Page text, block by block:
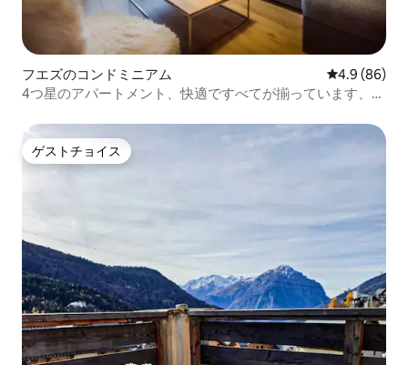
フエズのコンドミニアム レビュー86
4.9 (86)
4つ星のアパートメント、快適ですべてが揃っています、ゲ
ゲストチョイス
ゲストチョイス